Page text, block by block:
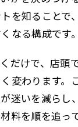
を知ることで
なる構成です。
だけで、店頭
変わります。
迷いを減らし
料を順を追っ